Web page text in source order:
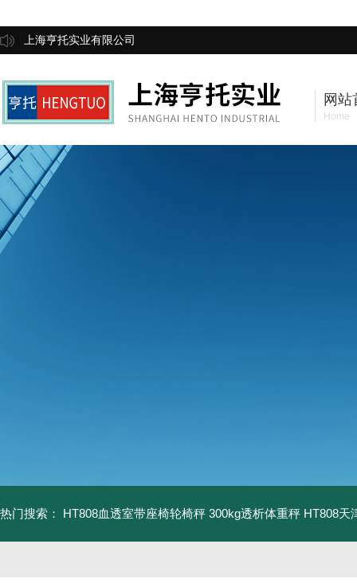
上海亨托实业有限公司
网站
Home
热门搜索： HT808血透室带座椅轮椅秤 300kg透析体重秤 HT808天